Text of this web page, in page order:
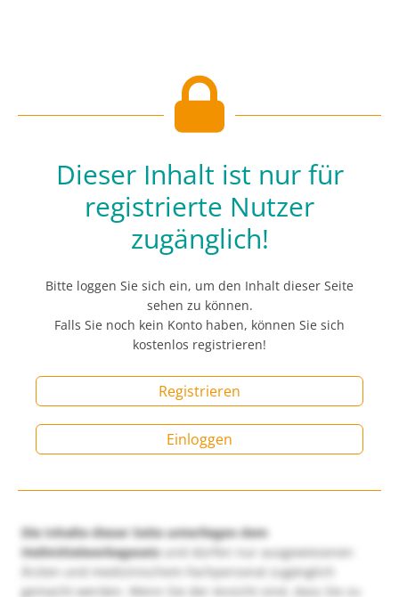
Dieser Inhalt ist nur für
registrierte Nutzer
zugänglich!
Bitte loggen Sie sich ein, um den Inhalt dieser Seite
sehen zu können.
Falls Sie noch kein Konto haben, können Sie sich
kostenlos registrieren!
Registrieren
Einloggen
Die Inhalte dieser Seite unterliegen dem
Heilmittelwerbegesetzund dürfen nur ausgewiesenen
Ärzten und medizinischem Fachpersonal zugänglich
gemacht werden. Wenn Sie der Ansicht sind, dass Sie zu